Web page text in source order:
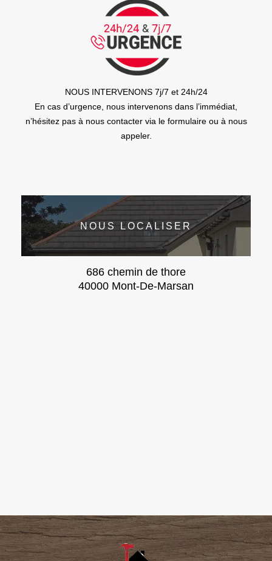
NOUS INTERVENONS 7j/7 et 24h/24
En cas d’urgence, nous intervenons dans l’immédiat,
n’hésitez pas à nous contacter via le formulaire ou à nous
appeler.
NOUS LOCALISER
686 chemin de thore
40000 Mont-De-Marsan